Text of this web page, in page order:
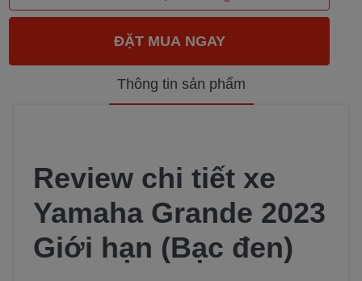
Thông tin sản phẩm
Review chi tiết xe
Yamaha Grande 2023
Giới hạn (Bạc đen)